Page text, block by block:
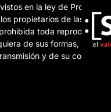
en la ley de Propiedad
propietarios de las obras,
toda reproducción,
de sus formas, de esta
y de su contenido